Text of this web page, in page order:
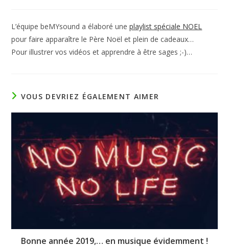
publication :
L’équipe beMYsound a élaboré uneplaylist spéciale NOEL
pour faire apparaître le Père Noël et plein de cadeaux…
Pour illustrer vos vidéos et apprendre à être sages ;-)…
VOUS DEVRIEZ ÉGALEMENT AIMER
Bonne année 2019,… en musique évidemment !